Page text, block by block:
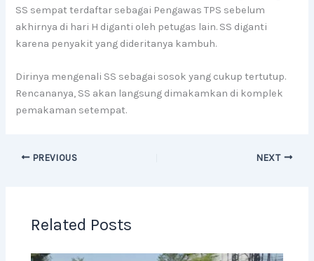
SS sempat terdaftar sebagai Pengawas TPS sebelum
akhirnya di hari H diganti oleh petugas lain. SS diganti
karena penyakit yang dideritanya kambuh.
Dirinya mengenali SS sebagai sosok yang cukup tertutup.
Rencananya, SS akan langsung dimakamkan di komplek
pemakaman setempat.
PREVIOUS NEXT
Related Posts